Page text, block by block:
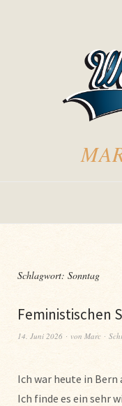
Schlagwort: Sonntag
Feministischen
14. Juni 2026 von Marc
Ich war heute in
Ich finde es ein sehr